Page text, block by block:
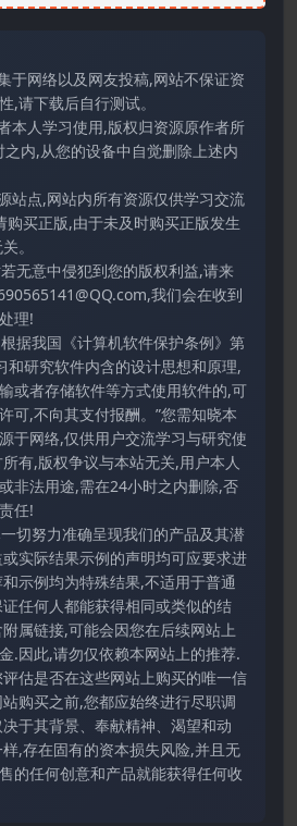
于网络以及网友投稿,网站不保证资
,请下载后自行测试。
本人学习使用,版权归资源原作者所
内,从您的设备中自觉删除上述内
站点,网站内所有资源仅供学习交流
购买正版,由于未及时购买正版发生
。
无意中侵犯到您的版权利益,请来
我们会在收到
理!
据我国《计算机软件保护条例》第
和研究软件内含的设计思想和原理,
或者存储软件等方式使用软件的,可
可,不向其支付报酬。”您需知晓本
于网络,仅供用户交流学习与研究使
有,版权争议与本站无关,用户本人
非法用途,需在24小时之内删除,否
任!
切努力准确呈现我们的产品及其潜
实际结果示例的声明均可应要求进
示例均为特殊结果,不适用于普通
任何人都能获得相同或类似的结
属链接,可能会因您在后续网站上
.因此,请勿仅依赖本网站上的推荐.
估是否在这些网站上购买的唯一信
购买之前,您都应始终进行尽职调
于其背景、奉献精神、渴望和动
,存在固有的资本损失风险,并且无
的任何创意和产品就能获得任何收